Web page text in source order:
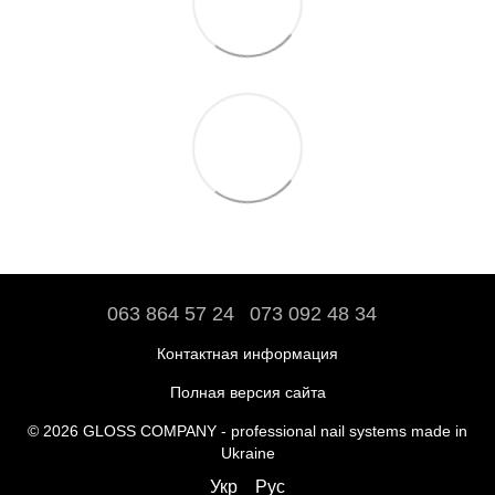
063 864 57 24 073 092 48 34
Контактная информация
Полная версия сайта
© 2026 GLOSS COMPANY - professional nail systems made in
Ukraine
Укр Рус